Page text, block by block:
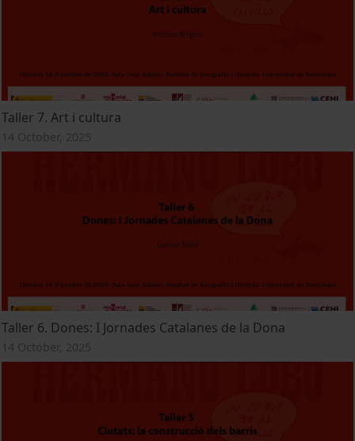
Taller 7. Art i cultura
14 October, 2025
Taller 6. Dones: I Jornades Catalanes de la Dona
14 October, 2025